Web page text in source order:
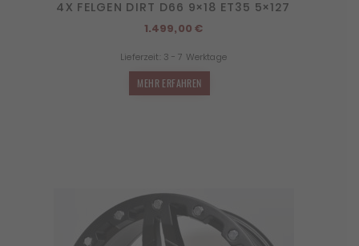
4X FELGEN DIRT D66 9×18 ET35 5×127
1.499,00€
Lieferzeit: 3 - 7 Werktage
MEHR ERFAHREN